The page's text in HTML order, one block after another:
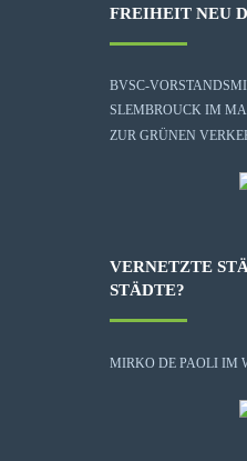
FREIHEIT NEU
BVSC-
SLEMBROUCK IM
ZUR GRÜNEN
VERNETZTE
STÄDTE?
MIRKO DE PAOLI IM